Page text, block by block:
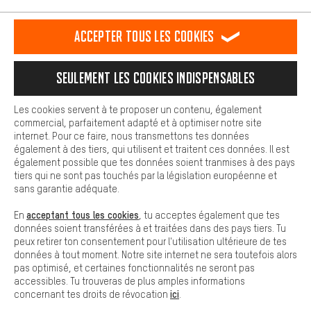
RÉSILIER LE CONTRAT Communauté d'Aix-la-Chapelle
Programme d'affiliation Mentions Légales Protection des données
Conditions générales de vente Plateforme d'Alerte
Reprise des batteries Corepile Paramètres de cookies
Modifier le contraste
Tous les prix s'entendent en euros (MwSt hors) plus les
frais de portpour la livraison versÉtats-Unis.
est plus confortable. Avec les cookies de confort, nous
Nous pouvons ainsi mettre à ta disposition d'autres contenus et
informations utiles. De plus, tu as la possibilité d'utiliser des
facilement les bons produits. Par exemple, nous proposons une
facilement aux questions.
Cookies de base
Les cookies de base garantissent que tu puisses utiliser les
fonctions de notre site web.
Accepter tous les cookies
Seulement les cookies indispensables
Les cookies servent à te proposer un contenu, également
commercial, parfaitement adapté et à optimiser notre site
internet. Pour ce faire, nous transmettons tes données
également à des tiers, qui utilisent et traitent ces données. Il est
également possible que tes données soient tranmises à des pays
tiers qui ne sont pas touchés par la législation européenne et
sans garantie adéquate.
En acceptant tous les cookies , tu acceptes également que tes
données soient transférées à et traitées dans des pays tiers. Tu
peux retirer ton consentement pour l'utilisation ultérieure de tes
données à tout moment. Notre site internet ne sera toutefois alors
pas optimisé, et certaines fonctionnalités ne seront pas
accessibles. Tu trouveras de plus amples informations
concernant tes droits de révocation ici